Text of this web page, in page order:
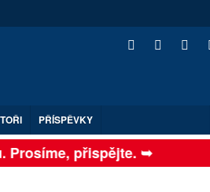
PŘÍSPĚVKY
přispějte. ➥